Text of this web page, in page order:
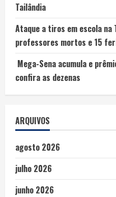
Tailândia
Ataque a tiros em escola na
professores mortos e 15
Mega-Sena acumula e
confira as dezenas
ARQUIVOS
agosto 2026
julho 2026
junho 2026